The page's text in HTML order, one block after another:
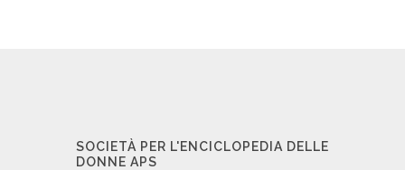
SOCIETÀ PER L'ENCICLOPEDIA DELLE
DONNE APS